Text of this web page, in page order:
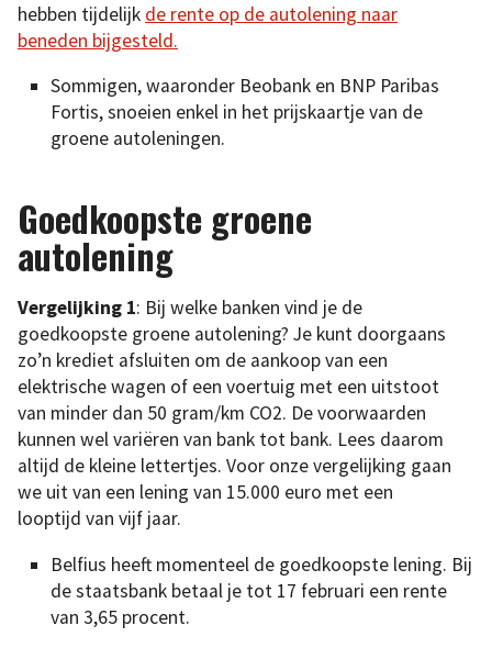
hebben tijdelijk de rente op de autolening naar
beneden bijgesteld.
Sommigen, waaronder Beobank en BNP Paribas
Fortis, snoeien enkel in het prijskaartje van de
groene autoleningen.
Goedkoopste groene
autolening
Vergelijking 1: Bij welke banken vind je de
goedkoopste groene autolening? Je kunt doorgaans
zo’n krediet afsluiten om de aankoop van een
elektrische wagen of een voertuig met een uitstoot
van minder dan 50 gram/km CO2. De voorwaarden
kunnen wel variëren van bank tot bank. Lees daarom
altijd de kleine lettertjes. Voor onze vergelijking gaan
we uit van een lening van 15.000 euro met een
looptijd van vijf jaar.
Belfius heeft momenteel de goedkoopste lening. Bij
de staatsbank betaal je tot 17 februari een rente
van 3,65 procent.